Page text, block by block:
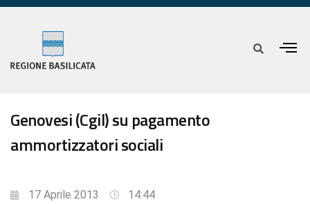
Genovesi (Cgil) su pagamento
ammortizzatori sociali
17 Aprile 2013 14:44